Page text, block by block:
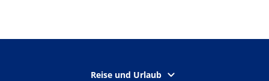
Reise und Urlaub